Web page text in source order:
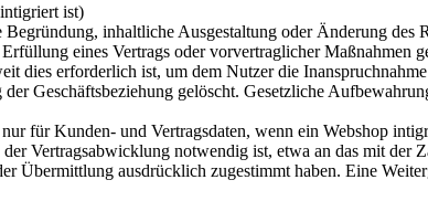
ist)
inhaltliche Ausgestaltung oder Änderung des
eines Vertrags oder vorvertraglicher Maßnahmen
dies erforderlich ist, um dem Nutzer die
Geschäftsbeziehung gelöscht. Gesetzliche
für Kunden- und Vertragsdaten, wenn ein Webshop
Vertragsabwicklung notwendig ist, etwa an das mit der
Übermittlung ausdrücklich zugestimmt haben. Eine